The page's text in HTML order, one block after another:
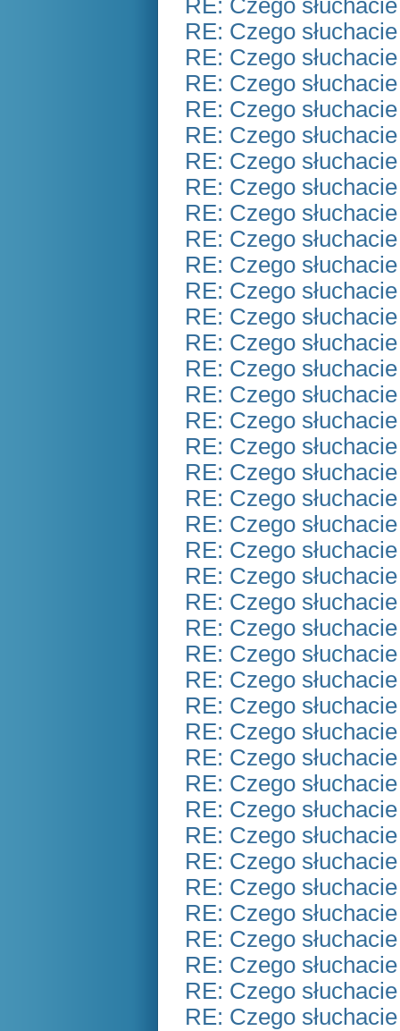
RE: Czego
RE: Czego
RE: Czego
RE: Czego
RE: Czego
RE: Czego
RE: Czego
RE: Czego
RE: Czego
RE: Czego
RE: Czego
RE: Czego
RE: Czego
RE: Czego
RE: Czego
RE: Czego
RE: Czego
RE: Czego
RE: Czego
RE: Czego
RE: Czego
RE: Czego
RE: Czego
RE: Czego
RE: Czego
RE: Czego
RE: Czego
RE: Czego
RE: Czego
RE: Czego
RE: Czego
RE: Czego
RE: Czego
RE: Czego
RE: Czego
RE: Czego
RE: Czego
RE: Czego
RE: Czego
RE: Czego